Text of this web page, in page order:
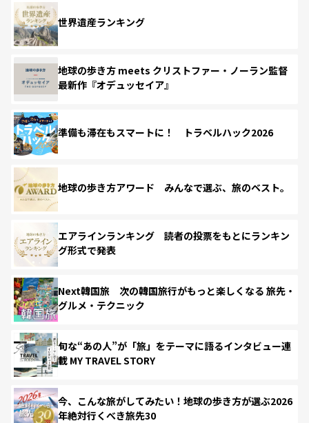
世界遺産ランキング
地球の歩き方 meets クリストファー・ノーラン監督
最新作『オデュッセイア』
準備も滞在もスマートに！ トラベルハック2026
地球の歩き方アワード みんなで選ぶ、旅のベスト。
エアラインランキング 読者の投票をもとにランキン
グ形式で発表
Next韓国旅 次の韓国旅行がもっと楽しくなる 旅先・
グルメ・テクニック
旬な“あの人”が「旅」をテーマに語るインタビュー連
載 MY TRAVEL STORY
今、こんな旅がしてみたい！地球の歩き方が選ぶ2026
年絶対行くべき旅先30